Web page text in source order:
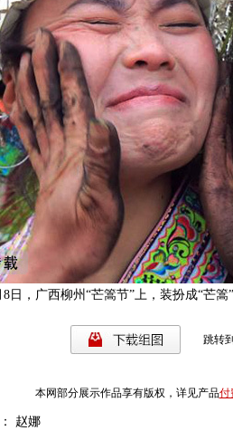
8日，广西柳州“芒篙节”上，装扮成“芒篙
跳转
本网部分展示作品享有版权，详见产品付
赵娜